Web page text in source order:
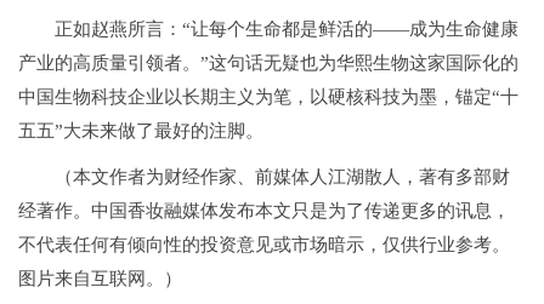
正如赵燕所言：“让每个生命都是鲜活的——成为生命健康
产业的高质量引领者。”这句话无疑也为华熙生物这家国际化的
中国生物科技企业以长期主义为笔，以硬核科技为墨，锚定“十
五五”大未来做了最好的注脚。
（本文作者为财经作家、前媒体人江湖散人，著有多部财
经著作。中国香妆融媒体发布本文只是为了传递更多的讯息，
不代表任何有倾向性的投资意见或市场暗示，仅供行业参考。
图片来自互联网。）